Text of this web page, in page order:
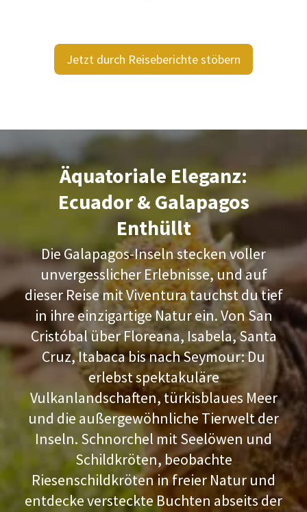
Jetzt durch Reiseberichte stöbern
Äquatoriale Eleganz:
Ecuador & Galapagos
Enthüllt
Die Galapagos-Inseln stecken voller
unvergesslicher Erlebnisse, und auf
dieser Reise mit Viventura tauchst du tief
in ihre einzigartige Natur ein. Von San
Cristóbal über Floreana, Isabela, Santa
Cruz, Itabaca bis nach Seymour: Du
erlebst spektakuläre
Vulkanlandschaften, türkisblaues Meer
und die außergewöhnliche Tierwelt der
Inseln. Schnorchel mit Seelöwen und
Schildkröten, beobachte
Riesenschildkröten in freier Natur und
entdecke versteckte Buchten abseits der